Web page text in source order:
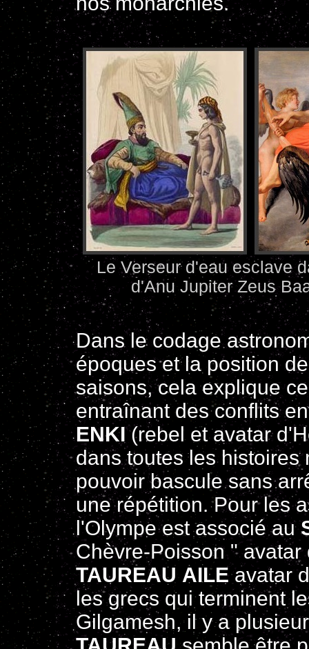
Le Verseur d'eau esclave
d'Anu Jupiter Zeus
Dans le codage
époques et la position
saisons, cela explique
entraînant des conflits
ENKI(rebel et avatar
dans toutes les
pouvoir bascule sans
une répétition. Pour les
l'Olympe est associé au
Chèvre-Poisson "
TAUREAU AILEavatar
les grecs qui terminent
Gilgamesh, il y a